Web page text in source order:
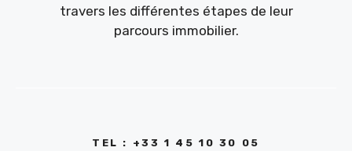
travers les différentes étapes de leur
parcours immobilier.
TEL : +33 1 45 10 30 05